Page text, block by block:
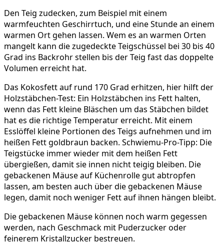
Den Teig zudecken, zum Beispiel mit einem
warmfeuchten Geschirrtuch, und eine Stunde an einem
warmen Ort gehen lassen. Wem es an warmen Orten
mangelt kann die zugedeckte Teigschüssel bei 30 bis 40
Grad ins Backrohr stellen bis der Teig fast das doppelte
Volumen erreicht hat.
Das Kokosfett auf rund 170 Grad erhitzen, hier hilft der
Holzstäbchen-Test: Ein Holzstäbchen ins Fett halten,
wenn das Fett kleine Bläschen um das Stäbchen bildet
hat es die richtige Temperatur erreicht. Mit einem
Esslöffel kleine Portionen des Teigs aufnehmen und im
heißen Fett goldbraun backen. Schwiemu-Pro-Tipp: Die
Teigstücke immer wieder mit dem heißen Fett
übergießen, damit sie innen nicht teigig bleiben. Die
gebackenen Mäuse auf Küchenrolle gut abtropfen
lassen, am besten auch über die gebackenen Mäuse
legen, damit noch weniger Fett auf ihnen hängen bleibt.
Die gebackenen Mäuse können noch warm gegessen
werden, nach Geschmack mit Puderzucker oder
feinerem Kristallzucker bestreuen.